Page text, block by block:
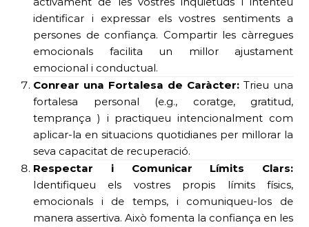
identificar i expressar els vostres sentiments a
persones de confiança. Compartir les càrregues
emocionals facilita un millor ajustament
emocional i conductual.
Conrear una Fortalesa de Caràcter: Trieu una
fortalesa personal (e.g., coratge, gratitud,
temprança ) i practiqueu intencionalment com
aplicar-la en situacions quotidianes per millorar la
seva capacitat de recuperació.
Respectar i Comunicar Límits Clars:
Identifiqueu els vostres propis límits físics,
emocionals i de temps, i comuniqueu-los de
manera assertiva. Això fomenta la confiança en les